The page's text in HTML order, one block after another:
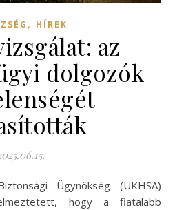
, HÍREK
az
dolgozók
hogy a fiatalabb